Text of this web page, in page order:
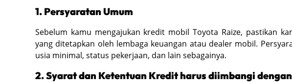
1. Persyaratan Umum
Sebelum kamu mengajukan kredit mobil Toyota Raize, pastikan
yang ditetapkan oleh lembaga keuangan atau dealer mobil.
usia minimal, status pekerjaan, dan lain sebagainya.
2. Syarat dan Ketentuan Kredit harus diimbangi